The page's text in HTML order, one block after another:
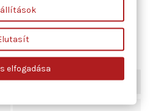
3-4
elfogadása